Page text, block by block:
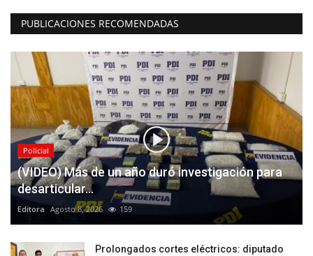
PUBLICACIONES RECOMENDADAS
Policial
(VIDEO) Más de un año duró investigación para
desarticular...
Editora Agosto 8, 2026 159
Prolongados cortes eléctricos: diputado